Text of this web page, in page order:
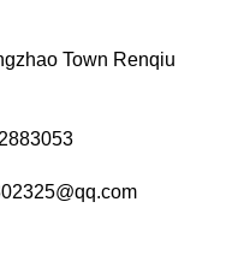
Town Renqiu